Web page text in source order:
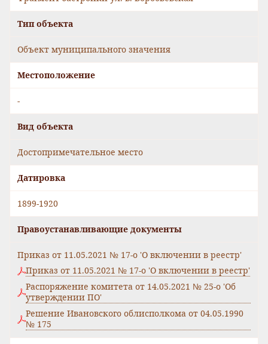
Тип объекта
Объект муниципального значения
Местоположение
-
Вид объекта
Достопримечательное место
Датировка
1899-1920
Правоустанавливающие документы
Приказ от 11.05.2021 № 17-о 'О включении в реестр'
Приказ от 11.05.2021 № 17-о 'О включении в реестр'
Распоряжение комитета от 14.05.2021 № 25-о 'Об
утверждении ПО'
Решение Ивановского облисполкома от 04.05.1990
№ 175